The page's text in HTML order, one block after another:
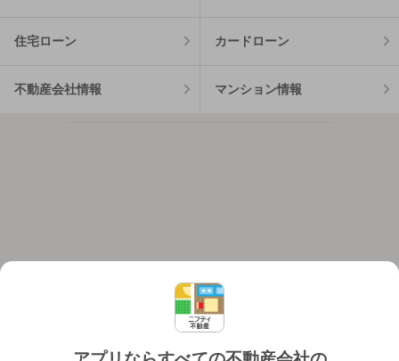
住宅ローン カードローン
不動産会社情報 マンション情報